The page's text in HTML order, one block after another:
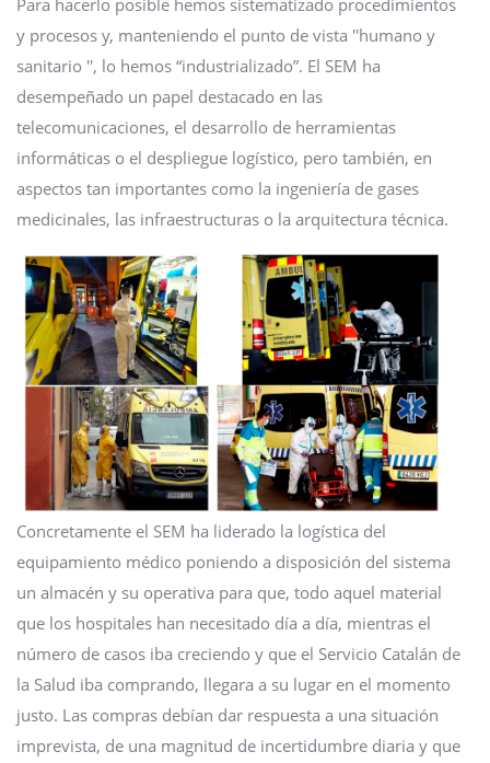
y procesos y, manteniendo el punto de vista ''humano y
sanitario '', lo hemos “industrializado”. El SEM ha
desempeñado un papel destacado en las
telecomunicaciones, el desarrollo de herramientas
informáticas o el despliegue logístico, pero también, en
aspectos tan importantes como la ingeniería de gases
medicinales, las infraestructuras o la arquitectura técnica.
Concretamente el SEM ha liderado la logística del
equipamiento médico poniendo a disposición del sistema
un almacén y su operativa para que, todo aquel material
que los hospitales han necesitado día a día, mientras el
número de casos iba creciendo y que el Servicio Catalán de
la Salud iba comprando, llegara a su lugar en el momento
justo. Las compras debían dar respuesta a una situación
imprevista, de una magnitud de incertidumbre diaria y que